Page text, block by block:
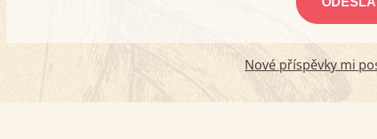
Nové příspěvky mi